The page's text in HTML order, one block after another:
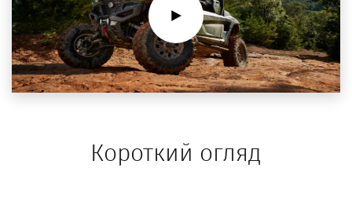
Короткий огляд